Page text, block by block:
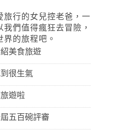
旅行的女兒控老爸，一
們值得瘋狂去冒險，
的旅程吧。
美食旅遊
很生氣
遊啦
五百碗評審